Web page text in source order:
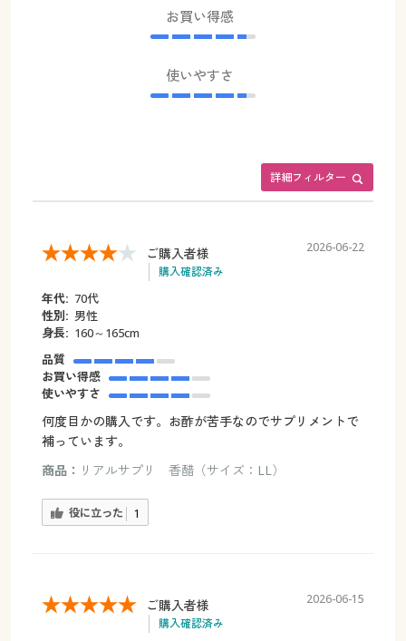
お買い得感
使いやすさ
詳細フィルター
ご購入者様
購入確認済み
2026-06-22
年代: 70代
性別: 男性
身長: 160～165cm
品質
お買い得感
使いやすさ
何度目かの購入です。お酢が苦手なのでサプリメントで
補っています。
商品： リアルサプリ 香醋（サイズ：LL）
役に立った 1
ご購入者様
購入確認済み
2026-06-15